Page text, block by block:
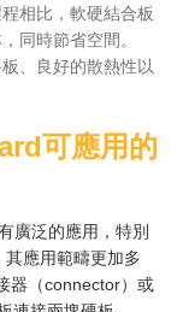
相比，軟硬結合板
同時節省空間。
、良好的散熱性以
可應用的
廣泛的應用，特別
應用範疇更加多
器（connector）或